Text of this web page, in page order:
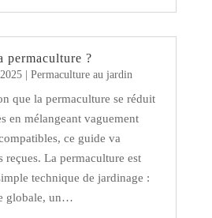
permaculture ?
| Permaculture au jardin
que la permaculture se réduit
en mélangeant vaguement
ce guide va
reçues. La permaculture est
technique de jardinage :
globale, un…